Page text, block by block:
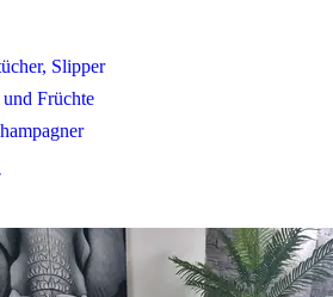
Slipper
Früchte